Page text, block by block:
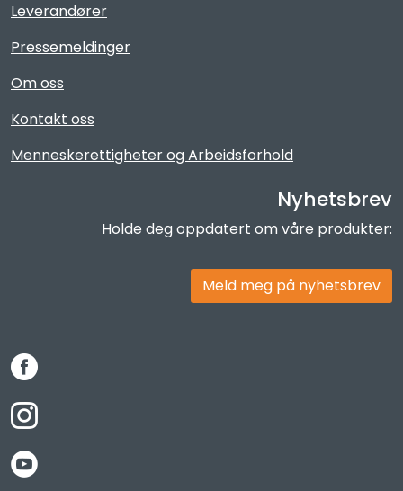
Leverandører
Pressemeldinger
Om oss
Kontakt oss
Menneskerettigheter og Arbeidsforhold
Nyhetsbrev
Holde deg oppdatert om våre produkter:
Meld meg på nyhetsbrev